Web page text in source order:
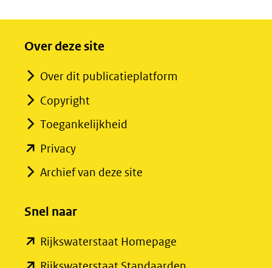
Over deze site
Over dit publicatieplatform
Copyright
Toegankelijkheid
Privacy(opent
in
venster)
naar
een
Archief van deze site
Snel naar
Rijkswaterstaat Homepage
in